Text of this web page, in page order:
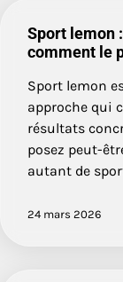
Sport lemon
comment le
Sport lemon
approche qui
résultats
posez peut-
autant de
24 mars 2026